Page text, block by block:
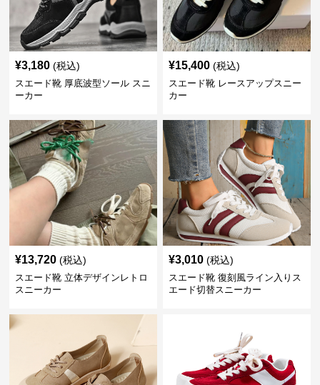
¥3,180 (税込)
スエード靴 厚底波型ソール スニ
ーカー
¥15,400 (税込)
スエード靴 レースアップスニー
カー
¥13,720 (税込)
スエード靴 立体デザインレトロ
スニーカー
¥3,010 (税込)
スエード靴 復刻風ライン入りス
エード切替スニーカー